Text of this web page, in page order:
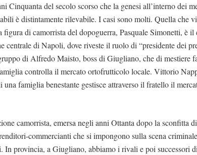
Cinquanta del secolo scorso che la genesi all’interno dei
è distintamente rilevabile. I casi sono molti. Quella che
figura di camorrista del dopoguerra, Pasquale Simonetti, è
centrale di Napoli, dove riveste il ruolo di “presidente dei
di Alfredo Maisto, boss di Giugliano, che di mestiere
controlla il mercato ortofrutticolo locale. Vittorio
una famiglia benestante gestisce attraverso il fratello il
camorrista, emersa negli anni Ottanta dopo la sconfitta
commercianti che si impongono sulla scena
In provincia, a Giugliano, abbiamo i rivali e poi successori